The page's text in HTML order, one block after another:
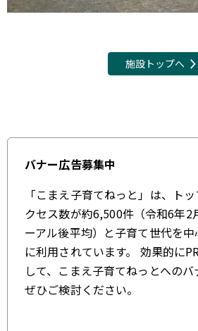
施設トップへ
バナー広告募集中
「こまえ子育てねっと」は、ト
クセス数が約6,500件（令和6年2
ーアル後平均）と子育て世代を
に利用されています。 効果的に
して、こまえ子育てねっとへの
ぜひご検討ください。